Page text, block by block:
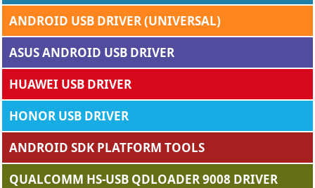
ANDROID USB DRIVER (UNIVERSAL)
ASUS ANDROID USB DRIVER
HUAWEI USB DRIVER
HONOR USB DRIVER
ANDROID SDK PLATFORM TOOLS
QUALCOMM HS-USB QDLOADER 9008 DRIVER